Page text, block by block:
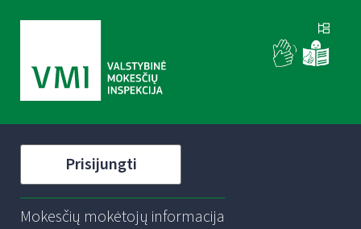
Prisijungti
Mokesčių mokėtojų informacija